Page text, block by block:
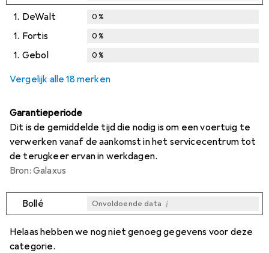
1. DeWalt 0%
1. Fortis 0%
1. Gebol 0%
Vergelijk alle 18 merken
Garantieperiode
Dit is de gemiddelde tijd die nodig is om een voertuig te
verwerken vanaf de aankomst in het servicecentrum tot
de terugkeer ervan in werkdagen.
Bron: Galaxus
Bollé Onvoldoende data i
Helaas hebben we nog niet genoeg gegevens voor deze
categorie.